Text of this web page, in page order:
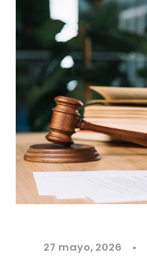
27 mayo, 2026 •